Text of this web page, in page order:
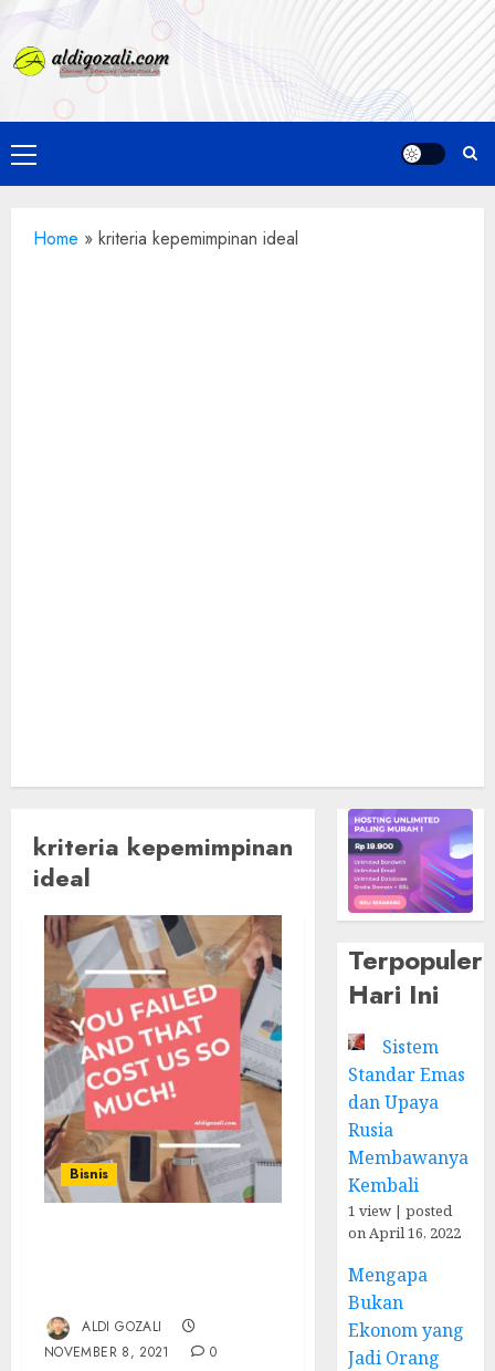
Skip
content
Primary
Menu
Home » kriteria kepemimpinan ideal
kriteria kepemimpinan
ideal
Bisnis
ALDI GOZALI
NOVEMBER 8, 2021
0
Terpopuler
Hari Ini
Sistem
Standar Emas
dan Upaya
Rusia
Membawanya
Kembali
1 view |posted
on April 16, 2022
Mengapa
Bukan
Ekonom yang
Jadi Orang